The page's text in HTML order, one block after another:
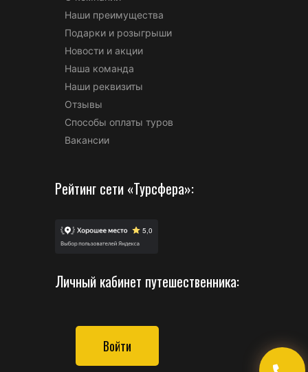
Наши преимущества
Подарки и розыгрыши
Новости и акции
Наша команда
Наши реквизиты
Отзывы
Способы оплаты туров
Вакансии
Рейтинг сети «Турсфера»:
Личный кабинет путешественника:
Войти